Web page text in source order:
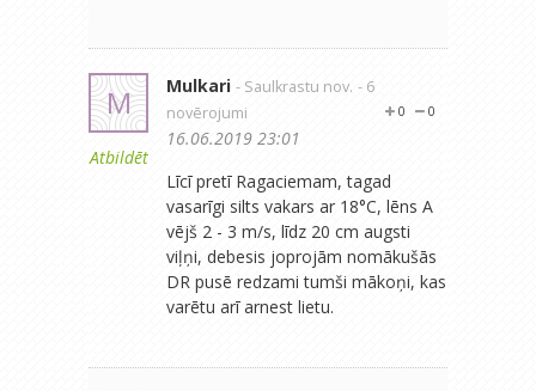
M
Atbildēt
Mulkari - Saulkrastu nov. - 6
novērojumi
0
0
16.06.2019 23:01
Līcī pretī Ragaciemam, tagad
vasarīgi silts vakars ar 18°C, lēns A
vējš 2 - 3 m/s, līdz 20 cm augsti
viļņi, debesis joprojām nomākušās
DR pusē redzami tumši mākoņi, kas
varētu arī arnest lietu.